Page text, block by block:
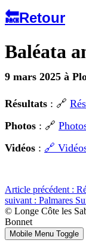
🔙Retour
Baléata
9 mars 2025 à
Résultats : 🔗
Photos : 🔗
Vidéos : 🔗
Article précédent :
suivant : Palmares
© Longe Côte les
Bonnet
Mobile Menu Toggle